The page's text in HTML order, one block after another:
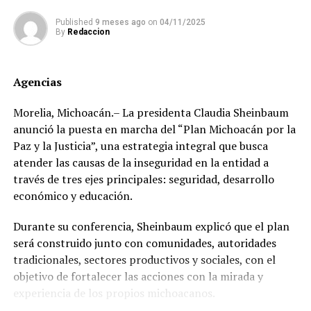
lider-del-sindicato-del-nmp-en-realizar-operaciones-
sospechosas/, se descubrió un nuevo negocio de
compraventa de oro, ubicado a una cuadra de una
El flujo de efectivo no declarado ha permitido a dicho
líder sindical, quien mantiene una huelga de más de dos
mil trabajadores en 300 sucursales del Monte de Piedad
en el país, la presunta triangulación de recursos hacia
propiedades y cuentas personales.
La fortuna inmobiliaria del cacique sindical
se habían descubierto seis propiedades a nombre del
líder sindical; sin embargo, al ampliar la búsqueda en
registros públicos, documentos notariales e información
del Servicio de Administración Tributaria (SAT), se
prioriza eficiencia, innovación tecnológica y
concentración en mercados estratégicos.
Published 9 meses ago on 04/11/2025
By Redaccion
Agencias
Morelia, Michoacán.– La presidenta Claudia Sheinbaum
anunció la puesta en marcha del “Plan Michoacán por la
Paz y la Justicia”, una estrategia integral que busca
atender las causas de la inseguridad en la entidad a
través de tres ejes principales: seguridad, desarrollo
económico y educación.
Durante su conferencia, Sheinbaum explicó que el plan
será construido junto con comunidades, autoridades
tradicionales, sectores productivos y sociales, con el
objetivo de fortalecer las acciones con la mirada y
experiencia de los propios michoacanos.